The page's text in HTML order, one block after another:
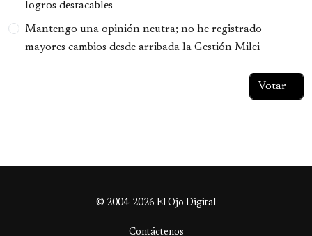
logros destacables
Mantengo una opinión neutra; no he registrado
mayores cambios desde arribada la Gestión Milei
© 2004-2026 El Ojo Digital
Contáctenos